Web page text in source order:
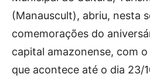
(Manauscult), abriu, nesta
comemorações do
capital amazonense, com o
que acontece até o dia 23/